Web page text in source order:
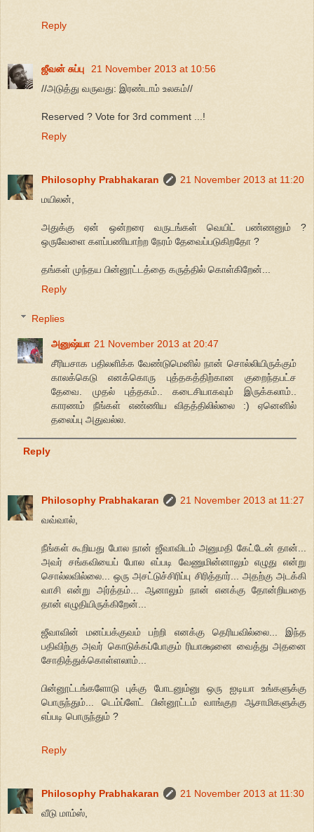
Reply
ஜீவன் சுப்பு
21 November 2013 at 10:56
//அடுத்து வருவது: இரண்டாம் உலகம்//
Reserved ? Vote for 3rd comment ...!
Reply
Philosophy Prabhakaran
21 November 2013 at 11:20
மயிலன்,
அதுக்கு ஏன் ஒன்றரை வருடங்கள் வெயிட் பண்ணனும் ?
ஒருவேளை களப்பணியாற்ற நேரம் தேவைப்படுகிறதோ ?
தங்கள் முந்தய பின்னூட்டத்தை கருத்தில் கொள்கிறேன்...
Reply
Replies
அனுஷ்யா 21 November 2013 at 20:47
சீரியசாக பதிலளிக்க வேண்டுமெனில் நான் சொல்லியிருக்கும்
காலக்கெடு எனக்கொரு புத்தகத்திற்கான குறைந்தபட்ச
தேவை. முதல் புத்தகம்.. கடைசியாகவும் இருக்கலாம்..
காரணம் நீங்கள் எண்ணிய விதத்திலில்லை :) ஏனெனில்
தலைப்பு அதுவல்ல.
Reply
Philosophy Prabhakaran
21 November 2013 at 11:27
வவ்வால்,
நீங்கள் கூறியது போல நான் ஜீவாவிடம் அனுமதி கேட்டேன் தான்...
அவர் சங்கவியைப் போல எப்படி வேணுமின்னாலும் எழுது என்று
சொல்லவில்லை... ஒரு அசட்டுச்சிரிப்பு சிரித்தார்... அதற்கு அடக்கி
வாசி என்று அர்த்தம்... ஆனாலும் நான் எனக்கு தோன்றியதை
தான் எழுதியிருக்கிறேன்...
ஜீவாவின் மனப்பக்குவம் பற்றி எனக்கு தெரியவில்லை... இந்த
பதிவிற்கு அவர் கொடுக்கப்போகும் ரியாக்ஷனை வைத்து அதனை
சோதித்துக்கொள்ளலாம்...
பின்னூட்டங்களோடு புக்கு போடனும்னு ஒரு ஐடியா உங்களுக்கு
பொருந்தும்... டெம்ப்ளேட் பின்னூட்டம் வாங்குற ஆசாமிகளுக்கு
எப்படி பொருந்தும் ?
Reply
Philosophy Prabhakaran
21 November 2013 at 11:30
வீடு மாம்ஸ்,